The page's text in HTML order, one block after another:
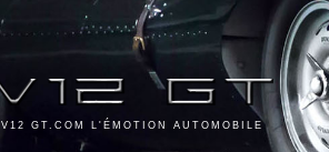
V12 GT.COM L'ÉMOTION AUTOMOBILE